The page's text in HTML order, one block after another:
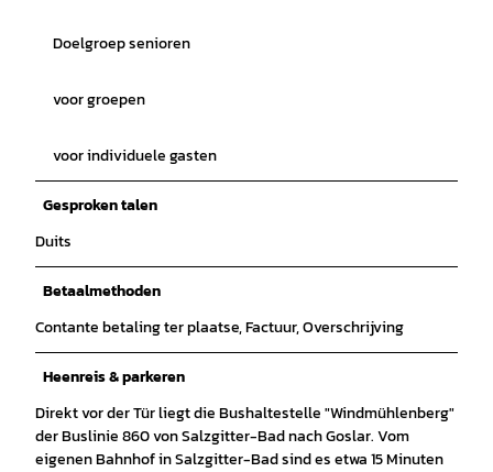
Doelgroep senioren
voor groepen
voor individuele gasten
Gesproken talen
Duits
Betaalmethoden
Contante betaling ter plaatse, Factuur, Overschrijving
Heenreis & parkeren
Direkt vor der Tür liegt die Bushaltestelle "Windmühlenberg"
der Buslinie 860 von Salzgitter-Bad nach Goslar. Vom
eigenen Bahnhof in Salzgitter-Bad sind es etwa 15 Minuten